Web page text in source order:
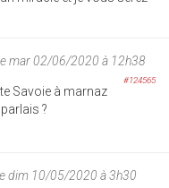
mar 02/06/2020 à 12h38
#124565
Savoie à marnaz
?
dim 10/05/2020 à 3h30